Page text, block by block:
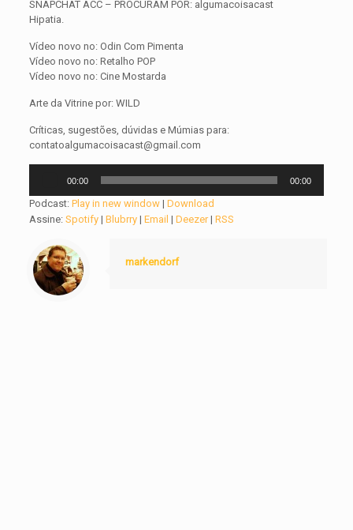
SNAPCHAT ACC – PROCURAM POR: algumacoisacast
Hipatia.
Vídeo novo no: Odin Com Pimenta
Vídeo novo no: Retalho POP
Vídeo novo no: Cine Mostarda
Arte da Vitrine por: WILD
Críticas, sugestões, dúvidas e Múmias para:
contatoalgumacoisacast@gmail.com
áudio
00:00 00:00
Podcast:Play in new window |Download
Assine:Spotify |Blubrry |Email |Deezer|RSS
markendorf